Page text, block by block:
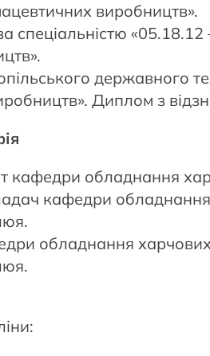
виробництв».
спеціальністю
державного
Диплом з
кафедри обладнання
кафедри обладнання
обладнання